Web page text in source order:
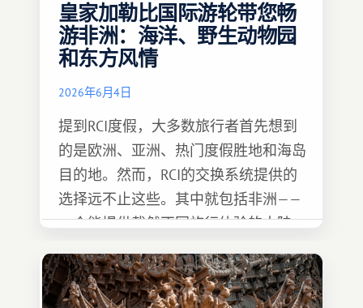
皇家加勒比国际游轮带您畅
游非洲：海洋、野生动物园
和东方风情
2026年6月4日
提到RCI度假，大多数旅行者首先想到
的是欧洲、亚洲、热门度假胜地和海岛
目的地。然而，RCI的交换系统提供的
选择远不止这些。其中就包括非洲——
一个能提供截然不同旅行体验的大陆。